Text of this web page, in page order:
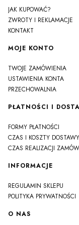
JAK KUPOWAĆ?
ZWROTY I REKLAMACJE
KONTAKT
MOJE KONTO
TWOJE ZAMÓWIENIA
USTAWIENIA KONTA
PRZECHOWALNIA
PŁATNOŚCI I
FORMY PŁATNOŚCI
CZAS I KOSZTY DOSTAWY
CZAS REALIZACJI
INFORMACJE
REGULAMIN SKLEPU
POLITYKA PRYWATNOŚCI
O NAS